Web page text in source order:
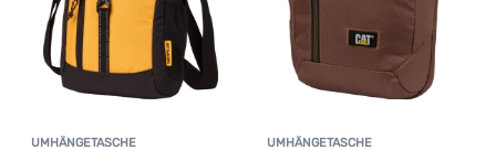
UMHÄNGETASCHE UMHÄNGETASCHE